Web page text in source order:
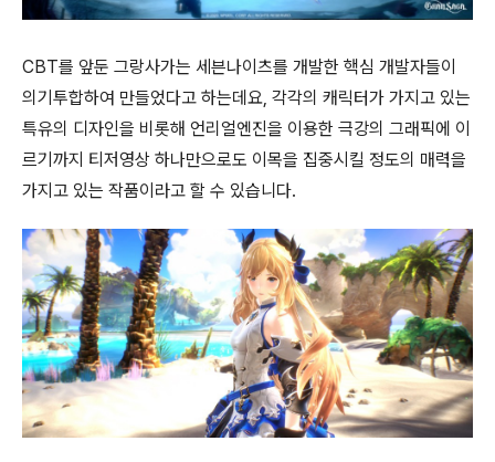
CBT를 앞둔 그랑사가는 세븐나이츠를 개발한 핵심 개발자들이
의기투합하여 만들었다고 하는데요, 각각의 캐릭터가 가지고 있는
특유의 디자인을 비롯해 언리얼엔진을 이용한 극강의 그래픽에 이
르기까지 티저영상 하나만으로도 이목을 집중시킬 정도의 매력을
가지고 있는 작품이라고 할 수 있습니다.